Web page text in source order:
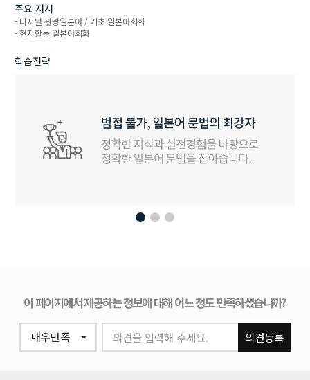
주요 저서
- 디지털 관광일본어 / 기초 일본어회화
- 현지활동 일본어회화
학습전략
이 페이지에서 제공하는 정보에 대해 어느 정도 만족하셨습니까?
의견을 입력해 주세요. 의견등록